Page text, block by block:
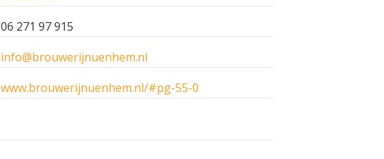
06 271 97 915
info@brouwerijnuenhem.nl
www.brouwerijnuenhem.nl/#pg-55-0